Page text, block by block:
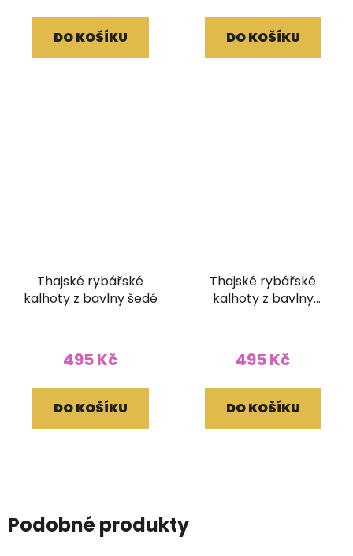
DO KOŠÍKU DO KOŠÍKU
Thajské rybářské
kalhoty z bavlny šedé
495 Kč
DO KOŠÍKU
Thajské rybářské
kalhoty z bavlny
495 Kč
DO KOŠÍKU
Podobné produkty